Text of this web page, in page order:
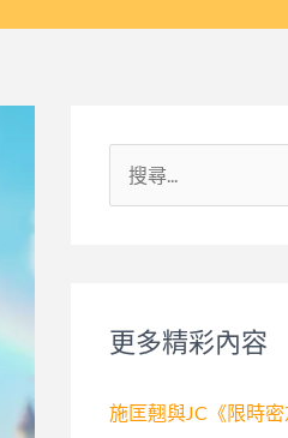
尋
:更多精彩內容
施匡翹與JC《限時